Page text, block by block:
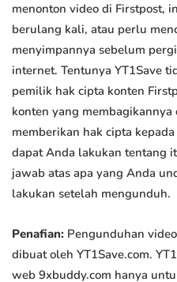
menonton video di Firstpost,
berulang kali, atau perlu
menyimpannya sebelum
internet. Tentunya YT1Save
pemilik hak cipta konten
konten yang
memberikan hak cipta
dapat Anda lakukan tentang
jawab atas apa yang Anda
lakukan setelah mengunduh.
Penafian: Pengunduhan
dibuat oleh YT1Save.com.
web 9xbuddy.com hanya